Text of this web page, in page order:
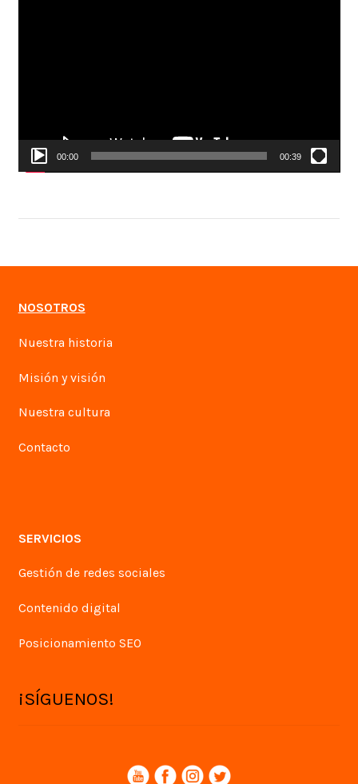
00:00 00:39
NOSOTROS
Nuestra historia
Misión y visión
Nuestra cultura
Contacto
SERVICIOS
Gestión de redes sociales
Contenido digital
Posicionamiento SEO
¡SÍGUENOS!